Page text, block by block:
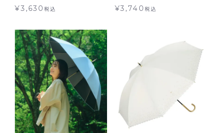
¥3,630税込
晴雨兼用 Wpc.
¥3,740 税込